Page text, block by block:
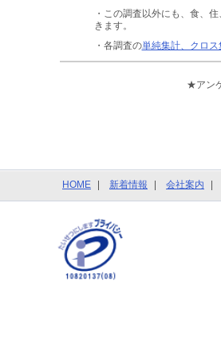
・この調査以外にも、食、
きます。
・各調査の単純集計、クロ
★アン
HOME 新着情報 会社案内